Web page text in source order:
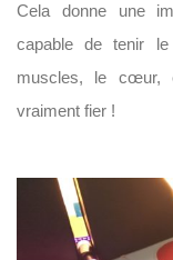
Cela donne une
capable de tenir
muscles, le cœur,
vraiment fier !